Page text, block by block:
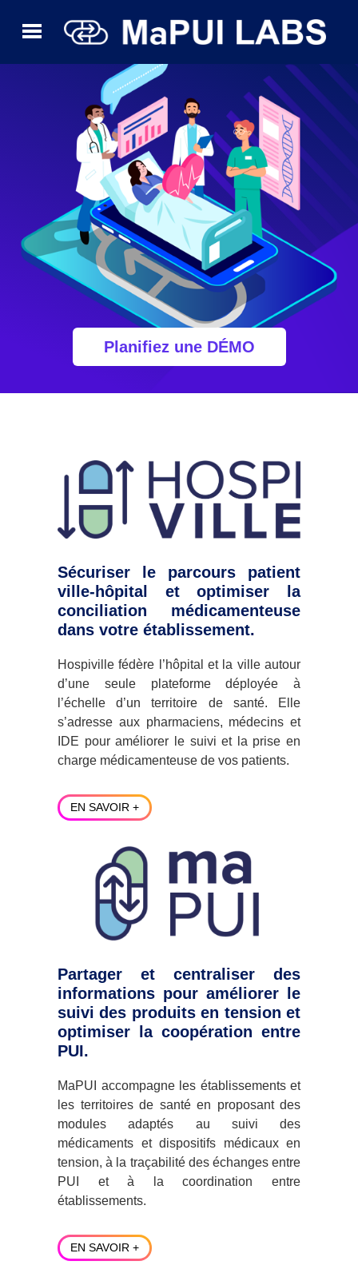
Planifiez une DÉMO
Sécuriser le parcours patient
ville-hôpital et optimiser la
conciliation médicamenteuse
dans votre établissement.
Hospiville fédère l’hôpital et la ville autour
d’une seule plateforme déployée à
l’échelle d’un territoire de santé. Elle
s’adresse aux pharmaciens, médecins et
IDE pour améliorer le suivi et la prise en
charge médicamenteuse de vos patients.
EN SAVOIR +
Partager et centraliser des
informations pour améliorer le
suivi des produits en tension et
optimiser la coopération entre
PUI.
MaPUI accompagne les établissements et
les territoires de santé en proposant des
modules adaptés au suivi des
médicaments et dispositifs médicaux en
tension, à la traçabilité des échanges entre
PUI et à la coordination entre
établissements.
EN SAVOIR +